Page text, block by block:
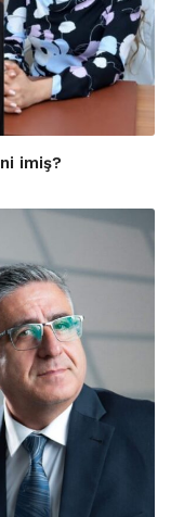
imiş?